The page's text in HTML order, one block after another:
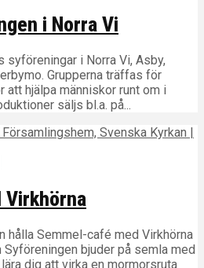
i Norra Vi
syföreningar i Norra Vi, Asby,
Grupperna träffas för
hjälpa människor runt om i
säljs bl.a. på...
Virkhörna
hålla Semmel-café med Virkhörna
bjuder på semla med
dig att virka en mormorsruta